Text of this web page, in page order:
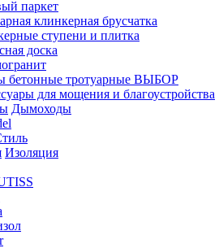
паркет
клинкерная брусчатка
ступени и плитка
доска
бетонные тротуарные ВЫБОР
для мощения и благоустройства
Дымоходы
Изоляция